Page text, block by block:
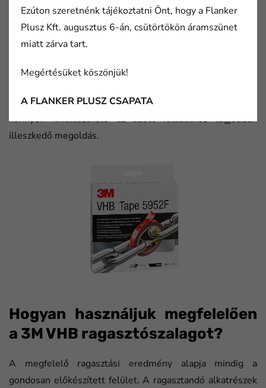
prototípusok vagy egyedi formák ragasztásához.Az íves
kialakítás lehetővé teszi, hogy a kívánt méretet és
formát egyszerűen kivágják, így kis szériás gyártásban
3M VHB szalagokszinte teljes spektruma elérhető, így
könnyen kiválasztható az adott feladathoz legjobban
illeszkedő megoldás.
Hogyan használjuk megfelelően
a 3M VHB ragasztószalagot?
A megfelelő ragasztási eredmény alapja mindig a
gondosan előkészített felület. A ragasztandó alkatrészek
Ezúton szeretnénk tájékoztatni Önt, hogy a Flanker
Plusz Kft. augusztus 6-án, csütörtökön áramszünet
miatt zárva tart.
Megértésüket köszönjük!
A FLANKER PLUSZ CSAPATA